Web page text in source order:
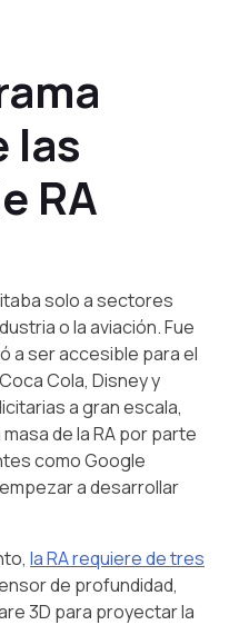
las
RA
solo a sectores
o la aviación. Fue
a ser accesible para el
Cola, Disney y
a gran escala,
de la RA por parte
como Google
a desarrollar
la RA requiere de tres
de profundidad,
3D para proyectar la